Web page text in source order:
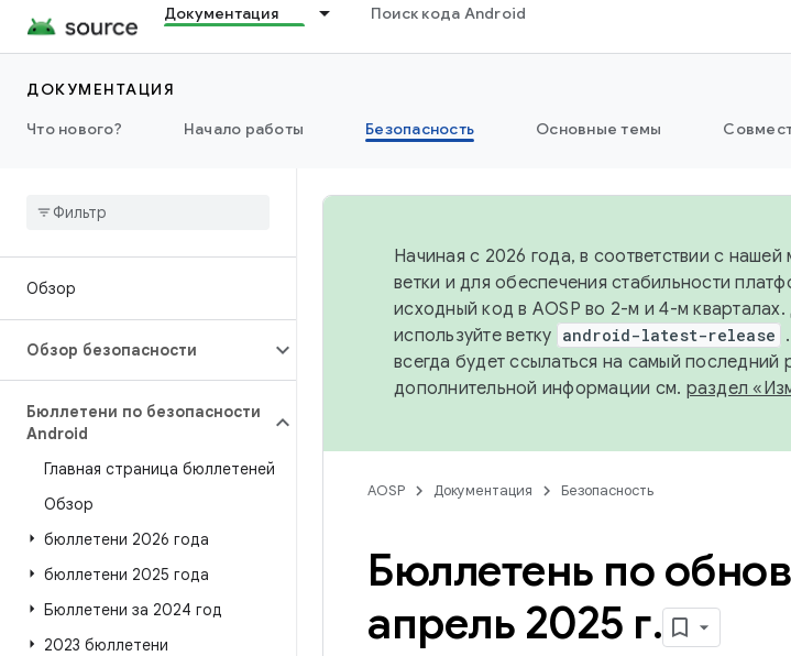
Документация Поиск кода Android
ДОКУМЕНТАЦИЯ
Что нового?
Начало работы Безопасность Основные темы
Обзор
Обзор безопасности
Бюллетени по безопасности
Android
Главная страница бюллетеней
Обзор
бюллетени 2026 года
бюллетени 2025 года
Бюллетени за 2024 год
2023 бюллетени
Начиная с 2026 года, в соответствии с
ветки и для обеспечения стабильности
исходный код в AOSP во 2-м и 4-м
используйте ветку android-latest-release
всегда будет ссылаться на самый
дополнительной информации см. раздел
AOSP Документация Безопасность
Бюллетень по
апрель 2025 г.